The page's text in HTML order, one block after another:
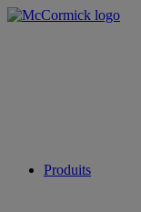
Produits